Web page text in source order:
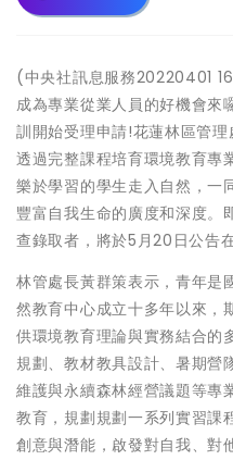
(中央社訊息服務20220401
成為專業從業人員的好機會來
訓開始受理申請!花蓮林區管
透過完整課程培育環境教育專
樂於學習的學生走入自然，一
豐富自我生命的廣度和深度。
查錄取者，將於5月20日公告
林管處長黃群策表示，青年是
然教育中心成立十多年以來，
供環境教育理論與實務結合的
規劃、教材教具設計、暑期營
維護與永續森林經營議題等專
教育，規劃規劃一系列實習課
創意與潛能，啟發對自我、對